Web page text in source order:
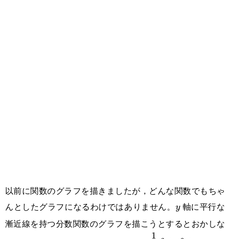
以前に関数のグラフを描きましたが，どんな関数でもちゃ
んとしたグラフになるわけではありません。 y
y 軸に平行な
漸近線を持つ分数関数のグラフを描こうとするとおかしな
1